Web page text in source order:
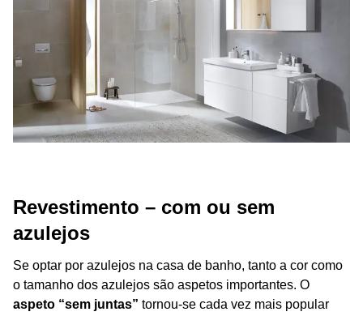
Revestimento – com ou sem
azulejos
Se optar por azulejos na casa de banho, tanto a cor como
o tamanho dos azulejos são aspetos importantes. O
aspeto “sem juntas” tornou-se cada vez mais popular